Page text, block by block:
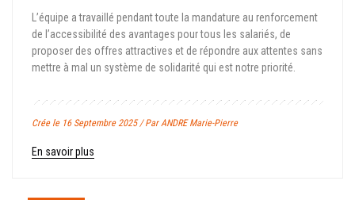
L’équipe a travaillé pendant toute la mandature au renforcement
de l’accessibilité des avantages pour tous les salariés, de
proposer des offres attractives et de répondre aux attentes sans
mettre à mal un système de solidarité qui est notre priorité.
Crée le 16 Septembre 2025 / Par ANDRE Marie-Pierre
En savoir plus